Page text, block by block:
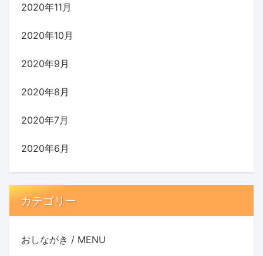
2020年11月
2020年10月
2020年9月
2020年8月
2020年7月
2020年6月
カテゴリー
おしながき / MENU